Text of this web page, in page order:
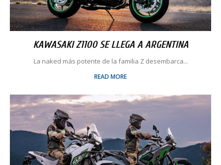
KAWASAKI Z1100 SE LLEGA A ARGENTINA
La naked más potente de la familia Z desembarca...
READ MORE